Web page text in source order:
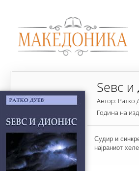
Ѕевс
Автор: Ратко
Година на
Судир и
најраниот